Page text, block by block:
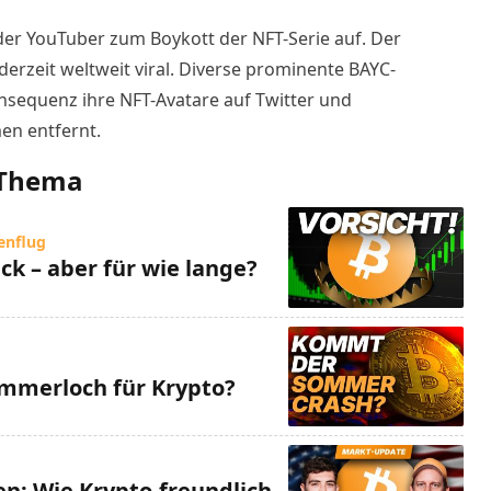
YouTuber zum Boykott der NFT-Serie auf. Der
weltweit viral. Diverse prominente BAYC-
ihre NFT-Avatare auf Twitter und
entfernt.
– aber für wie lange?
für Krypto?